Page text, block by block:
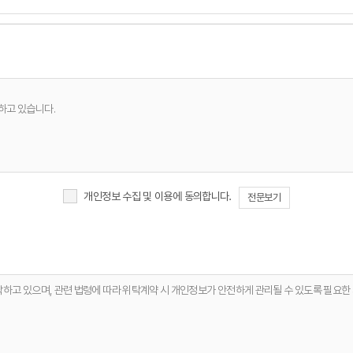
고 있습니다.
전달
개인정보 수집 및 이용에 동의합니다. 전문보기
고 있으며, 관련 법령에 따라 위탁계약 시 개인정보가 안전하게 관리될 수 있도록 필요